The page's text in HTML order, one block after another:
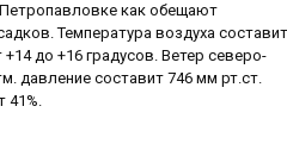
как обещают
Температура воздуха составит
до +16 градусов. Ветер северо-
давление составит 746 мм рт.ст.
41%.